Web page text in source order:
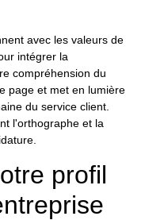
avec les valeurs de
intégrer la
compréhension du
page et met en lumière
du service client.
l'orthographe et la
profil